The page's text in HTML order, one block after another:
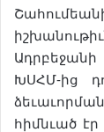
ԽՍՀՄ-ից
հիմնւած